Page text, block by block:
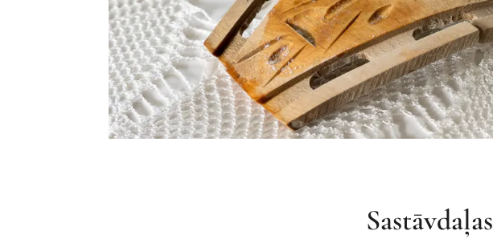
Sastāvdaļas